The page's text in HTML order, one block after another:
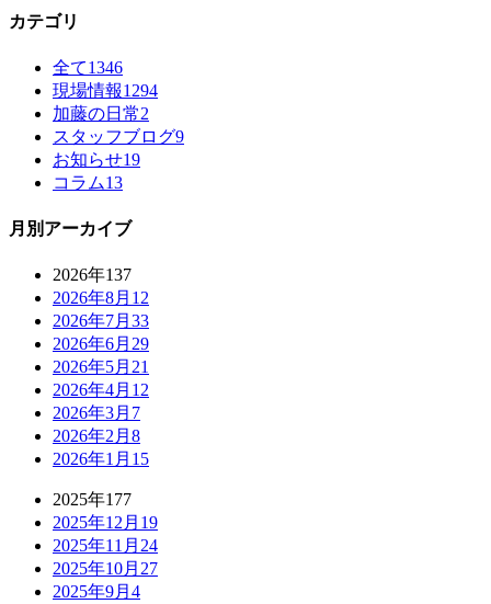
カテゴリ
全て1346
現場情報1294
加藤の日常2
スタッフブログ9
お知らせ19
コラム13
月別アーカイブ
2026年137
2026年8月 12
2026年7月 33
2026年6月 29
2026年5月 21
2026年4月 12
2026年3月 7
2026年2月 8
2026年1月 15
2025年177
2025年12月 19
2025年11月 24
2025年10月 27
2025年9月 4